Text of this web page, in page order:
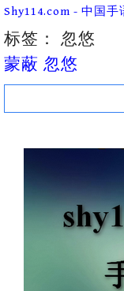
Skip
content
Shy114.com - 中国
标签： 忽悠
蒙蔽 忽悠
Search